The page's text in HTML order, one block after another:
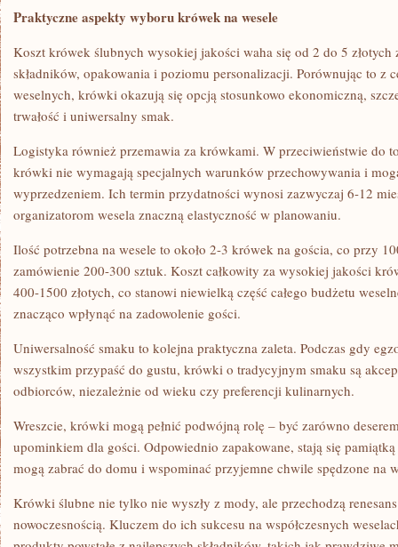
Praktyczne aspekty wyboru krówek na wesele
Koszt krówek ślubnych wysokiej jakości waha się od 2 do 5 złotych
składników, opakowania i poziomu personalizacji. Porównując to z
weselnych, krówki okazują się opcją stosunkowo ekonomiczną,
trwałość i uniwersalny smak.
Logistyka również przemawia za krówkami. W przeciwieństwie do
krówki nie wymagają specjalnych warunków przechowywania i
wyprzedzeniem. Ich termin przydatności wynosi zazwyczaj 6-12
organizatorom wesela znaczną elastyczność w planowaniu.
Ilość potrzebna na wesele to około 2-3 krówek na gościa, co przy
zamówienie 200-300 sztuk. Koszt całkowity za wysokiej jakości
400-1500 złotych, co stanowi niewielką część całego budżetu
znacząco wpłynąć na zadowolenie gości.
Uniwersalność smaku to kolejna praktyczna zaleta. Podczas gdy
wszystkim przypaść do gustu, krówki o tradycyjnym smaku są
odbiorców, niezależnie od wieku czy preferencji kulinarnych.
Wreszcie, krówki mogą pełnić podwójną rolę – być zarówno
upominkiem dla gości. Odpowiednio zapakowane, stają się
mogą zabrać do domu i wspominać przyjemne chwile spędzone na
Krówki ślubne nie tylko nie wyszły z mody, ale przechodzą
nowoczesnością. Kluczem do ich sukcesu na współczesnych